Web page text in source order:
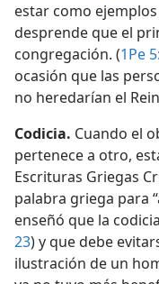
estar como
desprende que el
congregación. (1Pe
ocasión que las
no heredarían el
Codicia. Cuando el
pertenece a otro,
Escrituras Griegas
palabra griega para
enseñó que la
23) y que debe
ilustración de un